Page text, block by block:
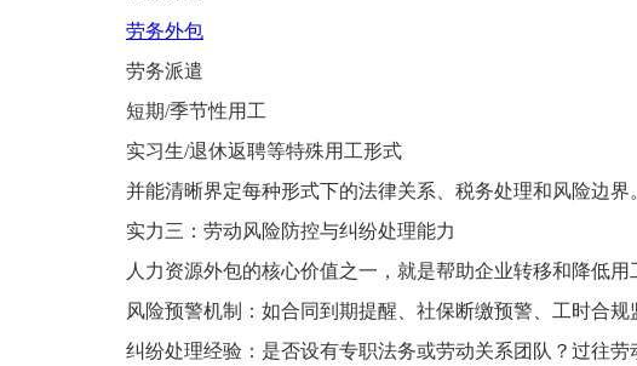
劳务外包
劳务派遣
短期/季节性用工
实习生/退休返聘等特殊用工形式
并能清晰界定每种形式下的法律关系、税务处理和风险边界
实力三：劳动风险防控与纠纷处理能力
人力资源外包的核心价值之一，就是帮助企业转移和降低用
风险预警机制：如合同到期提醒、社保断缴预警、工时合规
纠纷处理经验：是否设有专职法务或劳动关系团队？过往劳